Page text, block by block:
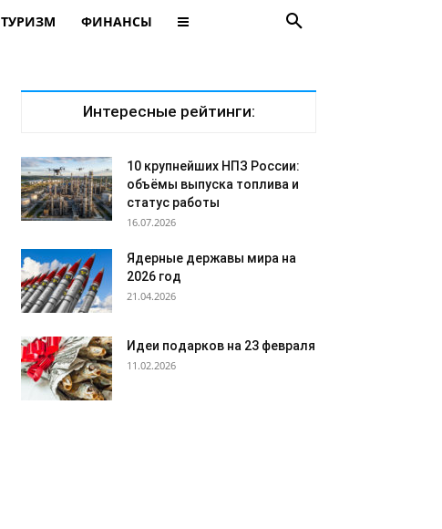
ТУРИЗМ ФИНАНСЫ
Интересные рейтинги:
10 крупнейших НПЗ России:
объёмы выпуска топлива и
статус работы
16.07.2026
Ядерные державы мира на
2026 год
21.04.2026
Идеи подарков на 23 февраля
11.02.2026